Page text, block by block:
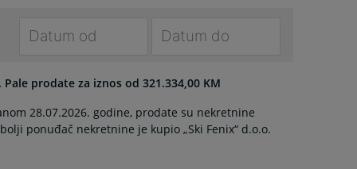
forward
interact
with
forward
interact
with
prodate za iznos od 321.334,00 KM
28.07.2026. godine, prodate su nekretnine
ponuđač nekretnine je kupio „Ski Fenix“ d.o.o.